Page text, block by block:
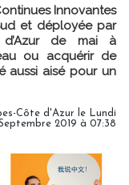
Innovantes
et déployée par
d’Azur de mai à
ou acquérir de
aussi aisé pour un
Côte d'Azur le Lundi
2019 à 07:38